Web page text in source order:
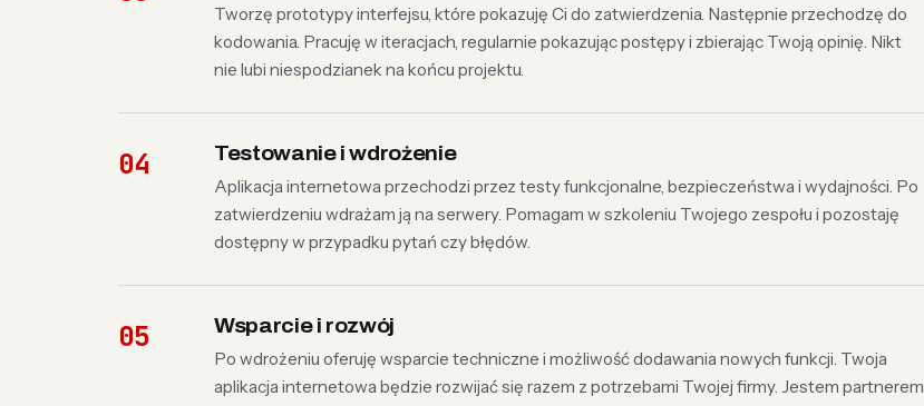
Tworzę prototypy interfejsu, które pokazuję Ci do zatwierdzenia. Następnie przechodzę do
kodowania. Pracuję w iteracjach, regularnie pokazując postępy i zbierając Twoją opinię. Nikt
nie lubi niespodzianek na końcu projektu.
Testowanie i wdrożenie
Aplikacja internetowa przechodzi przez testy funkcjonalne, bezpieczeństwa i wydajności. Po
zatwierdzeniu wdrażam ją na serwery. Pomagam w szkoleniu Twojego zespołu i pozostaję
dostępny w przypadku pytań czy błędów.
Wsparcie i rozwój
Po wdrożeniu oferuję wsparcie techniczne i możliwość dodawania nowych funkcji. Twoja
aplikacja internetowa będzie rozwijać się razem z potrzebami Twojej firmy. Jestem partnerem